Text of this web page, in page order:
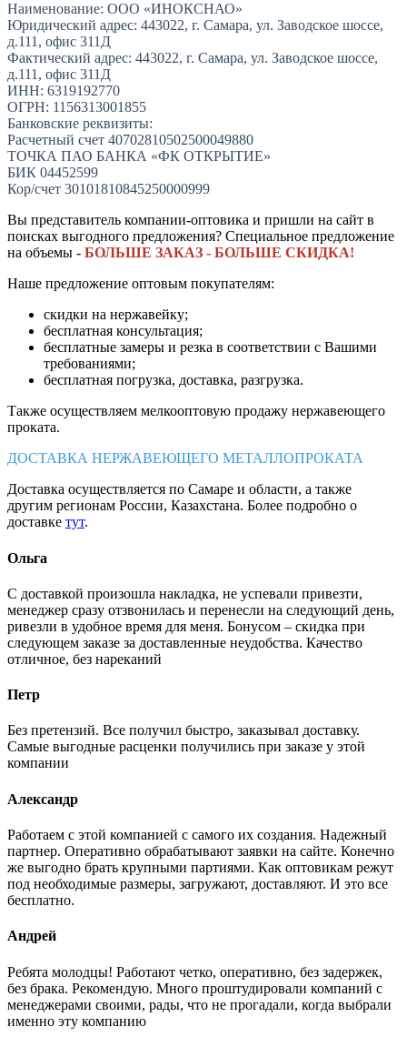
Наименование: ООО «ИНОКСНАО»
Юридический адрес: 443022, г. Самара, ул. Заводское шоссе,
д.111, офис 311Д
Фактический адрес: 443022, г. Самара, ул. Заводское шоссе,
д.111, офис 311Д
ИНН: 6319192770
ОГРН: 1156313001855
Банковские реквизиты:
Расчетный счет 40702810502500049880
ТОЧКА ПАО БАНКА «ФК ОТКРЫТИЕ»
БИК 04452599
Кор/счет 30101810845250000999
Вы представитель компании-оптовика и пришли на сайт в
поисках выгодного предложения? Специальное предложение
на объемы - БОЛЬШЕ ЗАКАЗ - БОЛЬШЕ СКИДКА!
Наше предложение оптовым покупателям:
скидки на нержавейку;
бесплатная консультация;
бесплатные замеры и резка в соответствии с Вашими
требованиями;
бесплатная погрузка, доставка, разгрузка.
Также осуществляем мелкооптовую продажу нержавеющего
проката.
ДОСТАВКА НЕРЖАВЕЮЩЕГО МЕТАЛЛОПРОКАТА
Доставка осуществляется по Самаре и области, а также
другим регионам России, Казахстана. Более подробно о
доставке тут.
Ольга
С доставкой произошла накладка, не успевали привезти,
менеджер сразу отзвонилась и перенесли на следующий день,
ривезли в удобное время для меня. Бонусом – скидка при
следующем заказе за доставленные неудобства. Качество
отличное, без нареканий
Петр
Без претензий. Все получил быстро, заказывал доставку.
Самые выгодные расценки получились при заказе у этой
компании
Александр
Работаем с этой компанией с самого их создания. Надежный
партнер. Оперативно обрабатывают заявки на сайте. Конечно
же выгодно брать крупными партиями. Как оптовикам режут
под необходимые размеры, загружают, доставляют. И это все
бесплатно.
Андрей
Ребята молодцы! Работают четко, оперативно, без задержек,
без брака. Рекомендую. Много проштудировали компаний с
менеджерами своими, рады, что не прогадали, когда выбрали
именно эту компанию